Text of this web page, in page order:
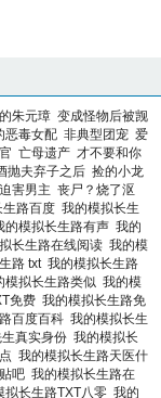
朱元璋 变成怪物后被觊
恶毒女配 非典型团宠 爱
亡母遗产 才不要和你
抛夫弃子之后 捡的小龙
害男主 丧尸？烧了沤
生路百度 我的模拟长生
的模拟长生路有声 我的
长生路在线阅读 我的模
路 txt 我的模拟长生路
模拟长生路类似 我的模
免费 我的模拟长生路免
百度百科 我的模拟长生
真实身份 我的模拟长
我的模拟长生路天医什
吧 我的模拟长生路在
拟长生路TXT八零 我的